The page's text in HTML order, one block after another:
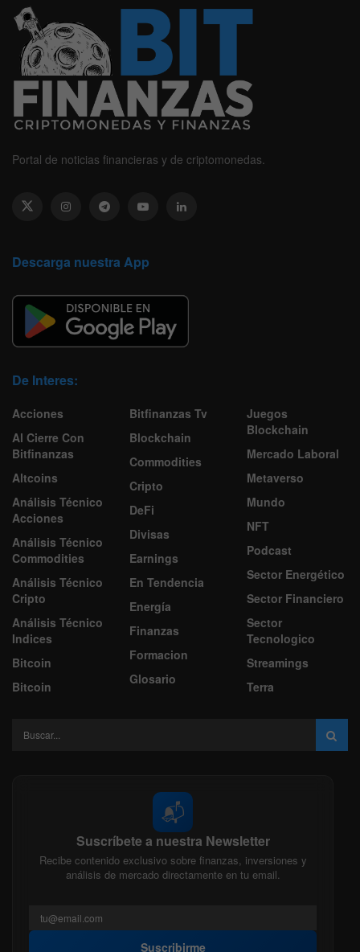
Portal de noticias financieras y de criptomonedas.
Descarga nuestra App
De Interes:
Acciones
Al Cierre Con
Bitfinanzas
Altcoins
Análisis Técnico
Acciones
Análisis Técnico
Commodities
Análisis Técnico
Cripto
Análisis Técnico
Indices
Bitcoin
Bitcoin
Bitfinanzas Tv
Blockchain
Commodities
Cripto
DeFi
Divisas
Earnings
En Tendencia
Energía
Finanzas
Formacion
Glosario
Juegos
Blockchain
Mercado Laboral
Metaverso
Mundo
NFT
Podcast
Sector Energético
Sector Financiero
Sector
Tecnologico
Streamings
Terra
📬
Suscríbete a nuestra Newsletter
Recibe contenido exclusivo sobre finanzas, inversiones y
análisis de mercado directamente en tu email.
Suscribirme